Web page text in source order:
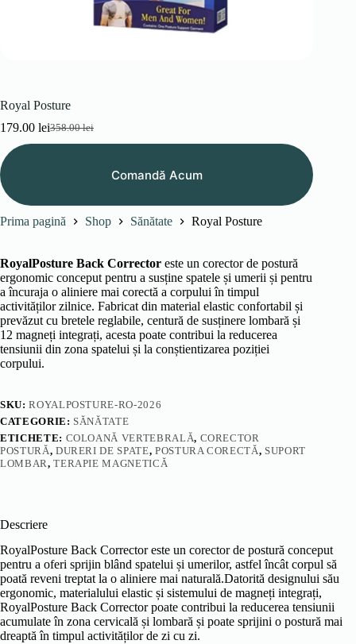
Royal Posture
358.00lei
Prețul
inițial
179.00 leiPrețul
curent
Comandă Acum
Prima pagină Shop Sănătate Royal Posture
RoyalPosture Back Corrector este un corector de postură
ergonomic conceput pentru a susține spatele și umerii și pentru
a încuraja o aliniere mai corectă a corpului în timpul
activităților zilnice. Fabricat din material elastic confortabil și
prevăzut cu bretele reglabile, centură de susținere lombară și
12 magneți integrați, acesta poate contribui la reducerea
tensiunii din zona spatelui și la conștientizarea poziției
corpului.
SKU:ROYALPOSTURE-RO-2026
CATEGORIE: SĂNĂTATE
ETICHETE: COLOANĂ VERTEBRALĂ, CORECTOR
POSTURĂ, DURERI DE SPATE, POSTURA CORECTĂ, SUPORT
LOMBAR,TERAPIE MAGNETICĂ
Descriere
RoyalPosture Back Corrector este un corector de postură conceput
pentru a oferi sprijin blând spatelui și umerilor, astfel încât corpul să
poată reveni treptat la o aliniere mai naturală.Datorită designului său
ergonomic, materialului elastic și sistemului de magneți integrați,
RoyalPosture Back Corrector poate contribui la reducerea tensiunii
acumulate în zona cervicală și lombară și poate sprijini o postură mai
dreaptă în timpul activităților de zi cu zi.